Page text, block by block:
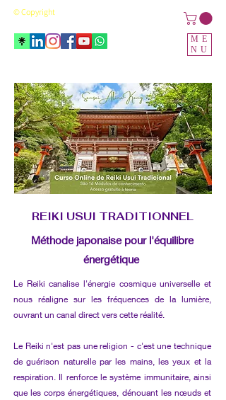
ME
NU
© Copyright
REIKI USUI TRADITIONNEL
Méthode japonaise pour l'équilibre
énergétique
Le Reiki canalise l'énergie cosmique universelle et
nous réaligne sur les fréquences de la lumière,
ouvrant un canal direct vers cette réalité.
Le Reiki n'est pas une religion - c'est une technique
de guérison naturelle par les mains, les yeux et la
respiration. Il renforce le système immunitaire, ainsi
que les corps énergétiques, dénouant les nœuds et